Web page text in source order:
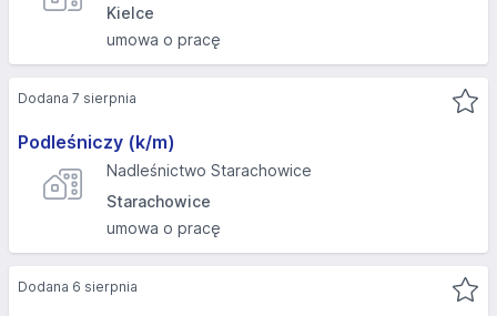
Kielce
umowa o pracę
Podleśniczy (k/m)
Nadleśnictwo Starachowice
Starachowice
umowa o pracę
Dodana 7 sierpnia
Dodana 6 sierpnia